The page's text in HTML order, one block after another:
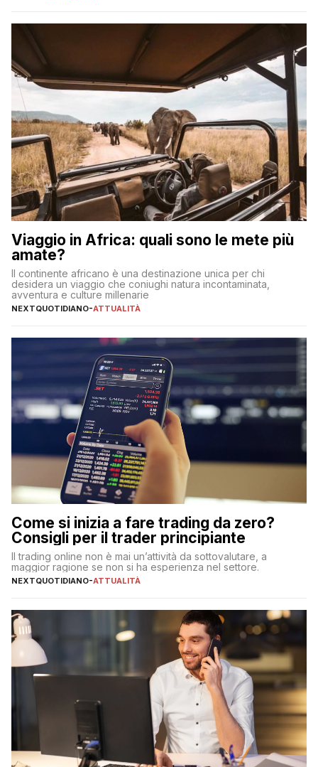
sul […]
Viaggio in Africa: quali sono le mete più
amate?
Il continente africano è una destinazione unica per chi
desidera un viaggio che coniughi natura incontaminata,
avventura e culture millenarie
NEXTQUOTIDIANO-ATTUALITÀ
Come si inizia a fare trading da zero?
Consigli per il trader principiante
Il trading online non è mai un’attività da sottovalutare, a
maggior ragione se non si ha esperienza nel settore.
NEXTQUOTIDIANO-ATTUALITÀ